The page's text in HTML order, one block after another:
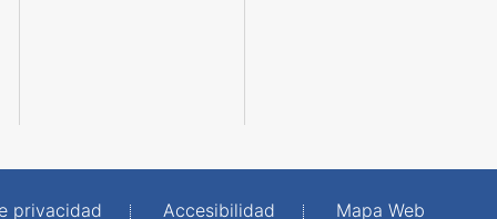
privacidad Accesibilidad Mapa Web